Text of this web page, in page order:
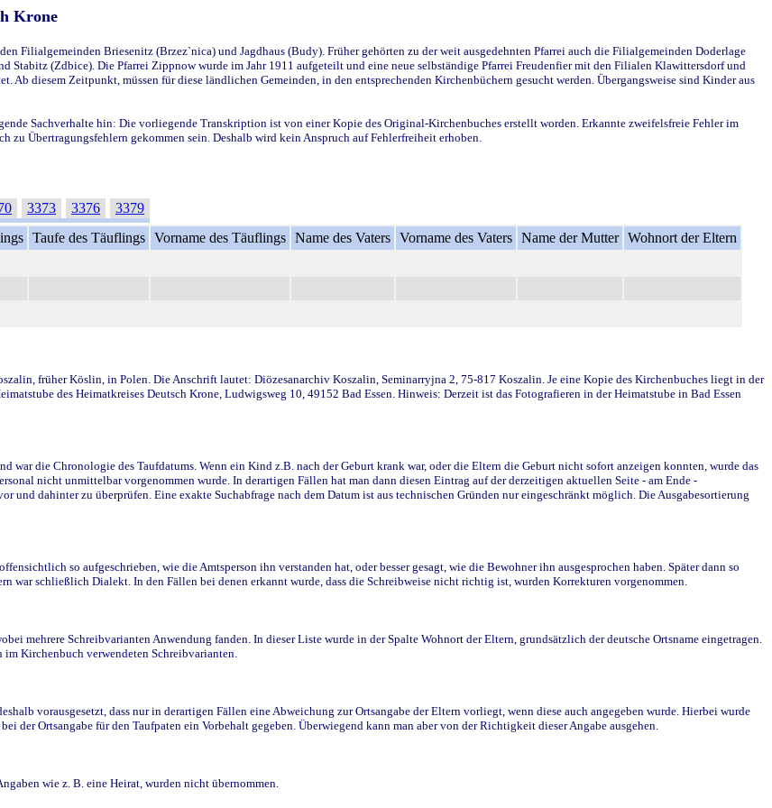
Krone
Filialgemeinden Briesenitz (Brzez`nica) und Jagdhaus (Budy). Früher gehörten zu der weit ausgedehnten Pfarrei auch die Filialgemeinden Doderlage
Stabitz (Zdbice). Die Pfarrei Zippnow wurde im Jahr 1911 aufgeteilt und eine neue selbständige Pfarrei Freudenfier mit den Filialen Klawittersdorf und
diesem Zeitpunkt, müssen für diese ländlichen Gemeinden, in den entsprechenden Kirchenbüchern gesucht werden. Übergangsweise sind Kinder aus
Sachverhalte hin: Die vorliegende Transkription ist von einer Kopie des Original-Kirchenbuches erstellt worden. Erkannte zweifelsfreie Fehler im
Übertragungsfehlern gekommen sein. Deshalb wird kein Anspruch auf Fehlerfreiheit erhoben.
3373 3376
3379
Taufe des Täuflings Vorname des Täuflings Name des Vaters Vorname des Vaters Name der Mutter Wohnort der Eltern
früher Köslin, in Polen. Die Anschrift lautet: Diözesanarchiv Koszalin, Seminarryjna 2, 75-817 Koszalin. Je eine Kopie des Kirchenbuches liegt in der
des Heimatkreises Deutsch Krone, Ludwigsweg 10, 49152 Bad Essen. Hinweis: Derzeit ist das Fotografieren in der Heimatstube in Bad Essen
war die Chronologie des Taufdatums. Wenn ein Kind z.B. nach der Geburt krank war, oder die Eltern die Geburt nicht sofort anzeigen konnten, wurde das
nicht unmittelbar vorgenommen wurde. In derartigen Fällen hat man dann diesen Eintrag auf der derzeitigen aktuellen Seite - am Ende -
und dahinter zu überprüfen. Eine exakte Suchabfrage nach dem Datum ist aus technischen Gründen nur eingeschränkt möglich. Die Ausgabesortierung
so aufgeschrieben, wie die Amtsperson ihn verstanden hat, oder besser gesagt, wie die Bewohner ihn ausgesprochen haben. Später dann so
war schließlich Dialekt. In den Fällen bei denen erkannt wurde, dass die Schreibweise nicht richtig ist, wurden Korrekturen vorgenommen.
mehrere Schreibvarianten Anwendung fanden. In dieser Liste wurde in der Spalte Wohnort der Eltern, grundsätzlich der deutsche Ortsname eingetragen.
Kirchenbuch verwendeten Schreibvarianten.
vorausgesetzt, dass nur in derartigen Fällen eine Abweichung zur Ortsangabe der Eltern vorliegt, wenn diese auch angegeben wurde. Hierbei wurde
der Ortsangabe für den Taufpaten ein Vorbehalt gegeben. Überwiegend kann man aber von der Richtigkeit dieser Angabe ausgehen.
wie z. B. eine Heirat, wurden nicht übernommen.